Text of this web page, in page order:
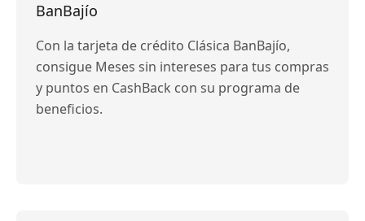
BanBajío
Con la tarjeta de crédito Clásica BanBajío,
consigue Meses sin intereses para tus compras
y puntos en CashBack con su programa de
beneficios.